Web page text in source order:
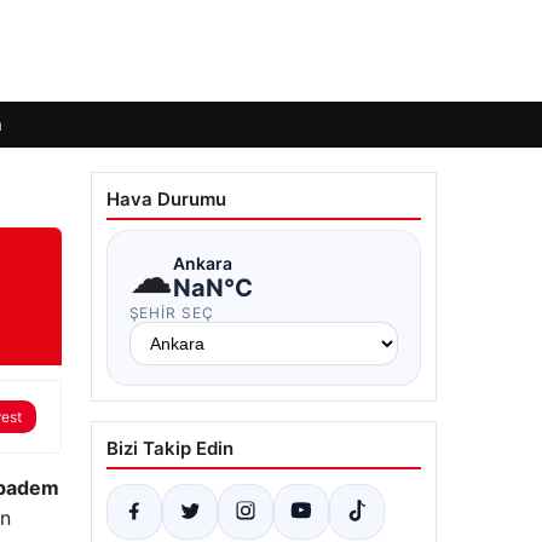
Hava Durumu
☁Ankara
NaN°C
ŞEHIR SEÇ
Bizi Takip Edin